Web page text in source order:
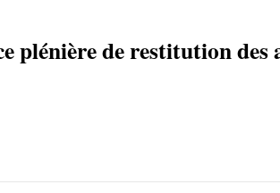
plénière de restitution des